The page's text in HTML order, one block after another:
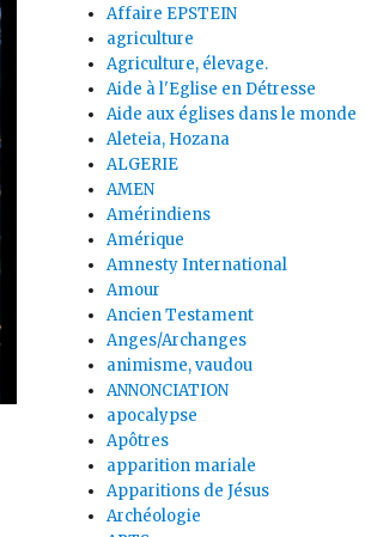
Affaire EPSTEIN
agriculture
Agriculture, élevage.
Aide à l'Eglise en Détresse
Aide aux églises dans le monde
Aleteia, Hozana
ALGERIE
AMEN
Amérindiens
Amérique
Amnesty International
Amour
Ancien Testament
Anges/Archanges
animisme, vaudou
ANNONCIATION
apocalypse
Apôtres
apparition mariale
Apparitions de Jésus
Archéologie